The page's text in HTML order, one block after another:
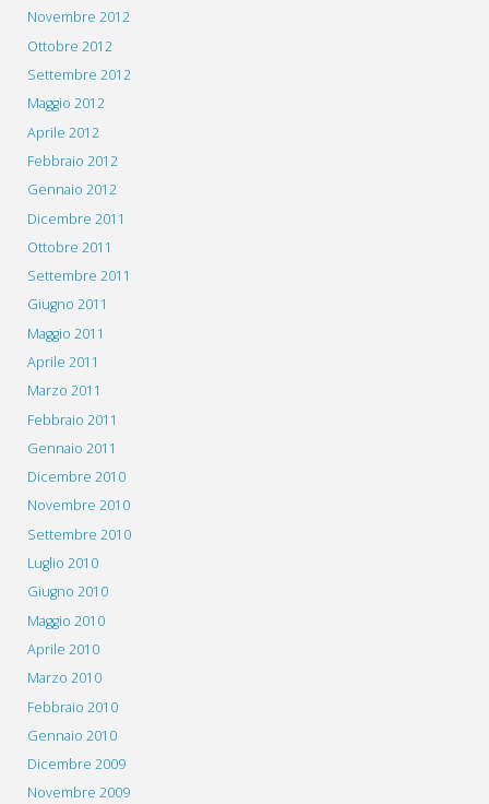
Novembre 2012
Ottobre 2012
Settembre 2012
Maggio 2012
Aprile 2012
Febbraio 2012
Gennaio 2012
Dicembre 2011
Ottobre 2011
Settembre 2011
Giugno 2011
Maggio 2011
Aprile 2011
Marzo 2011
Febbraio 2011
Gennaio 2011
Dicembre 2010
Novembre 2010
Settembre 2010
Luglio 2010
Giugno 2010
Maggio 2010
Aprile 2010
Marzo 2010
Febbraio 2010
Gennaio 2010
Dicembre 2009
Novembre 2009